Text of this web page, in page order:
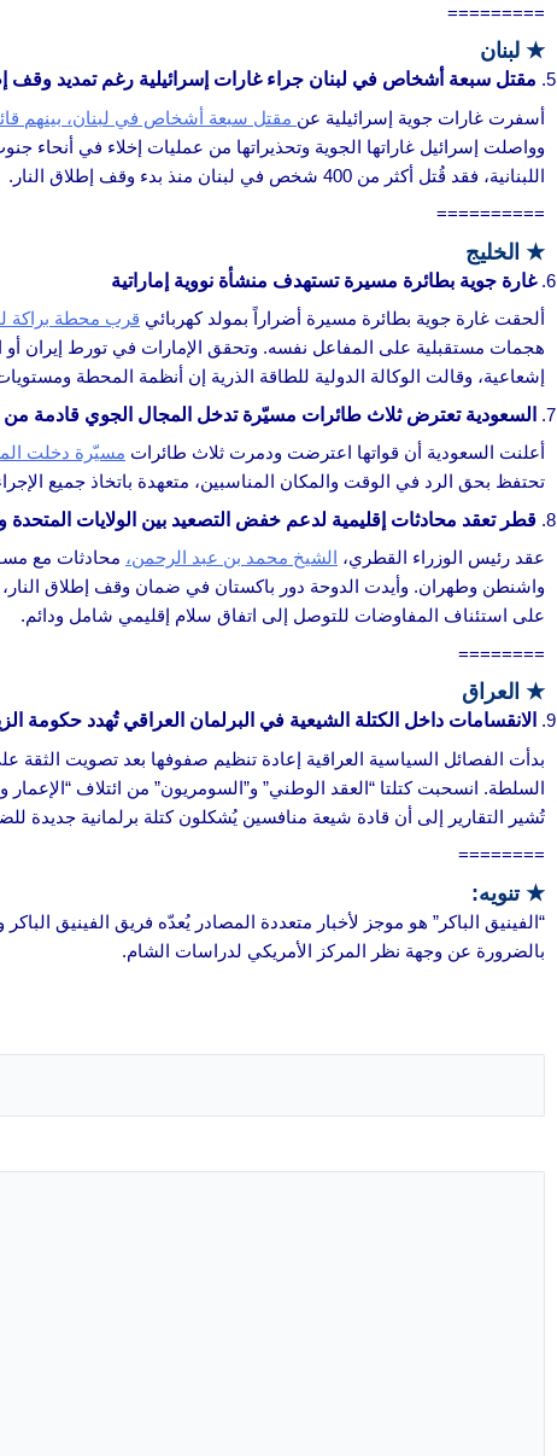
=========
★ لبنان
مقتل سبعة أشخاص في لبنان جراء غارات إسرائيلية رغم تمديد وقف
أسفرت غارات جوية إسرائيلية عن مقتل سبعة أشخاص في لبنان، بينهم
وواصلت إسرائيل غاراتها الجوية وتحذيراتها من عمليات إخلاء في أنحاء
اللبنانية، فقد قُتل أكثر من 400 شخص في لبنان منذ بدء وقف إطلاق النار.
==========
★ الخليج
غارة جوية بطائرة مسيرة تستهدف منشأة نووية إماراتية
ألحقت غارة جوية بطائرة مسيرة أضراراً بمولد كهربائي قرب محطة براكة
هجمات مستقبلية على المفاعل نفسه. وتحقق الإمارات في تورط إيران
إشعاعية، وقالت الوكالة الدولية للطاقة الذرية إن أنظمة المحطة
السعودية تعترض ثلاث طائرات مسيّرة تدخل المجال الجوي قادمة من
أعلنت السعودية أن قواتها اعترضت ودمرت ثلاث طائرات مسيّرة دخلت
تحتفظ بحق الرد في الوقت والمكان المناسبين، متعهدة باتخاذ جميع
قطر تعقد محادثات إقليمية لدعم خفض التصعيد بين الولايات المتحدة
عقد رئيس الوزراء القطري، الشيخ محمد بن عبد الرحمن، محادثات مع
واشنطن وطهران. وأيدت الدوحة دور باكستان في ضمان وقف إطلاق
على استئناف المفاوضات للتوصل إلى اتفاق سلام إقليمي شامل ودائم.
========
★ العراق
الانقسامات داخل الكتلة الشيعية في البرلمان العراقي تُهدد حكومة
بدأت الفصائل السياسية العراقية إعادة تنظيم صفوفها بعد تصويت الثقة
السلطة. انسحبت كتلتا “العقد الوطني” و”السومريون” من ائتلاف
تُشير التقارير إلى أن قادة شيعة منافسين يُشكلون كتلة برلمانية
========
★ تنويه:
“الفينيق الباكر” هو موجز لأخبار متعددة المصادر يُعدّه فريق الفينيق
بالضرورة عن وجهة نظر المركز الأمريكي لدراسات الشام.